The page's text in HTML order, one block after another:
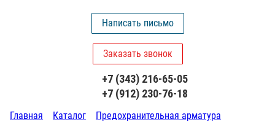
у
Написать письмо
Заказать звонок
+7 (343) 216-65-05
+7 (912) 230-76-18
Главная Каталог
Предохранительная арматура